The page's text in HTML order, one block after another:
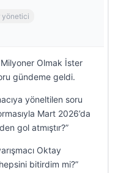
yönetici
Olmak İster
gündeme geldi.
yöneltilen soru
Mart 2026’da
gol atmıştır?”
Oktay
bitirdim mi?”